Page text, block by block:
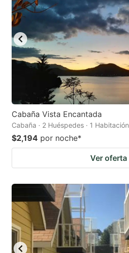
key
get
the
keyboard
shortcuts
for
changing
dates.
Cabaña Vista Encantada
Cabaña · 2 Huéspedes · 1 Habitación
$2,194 por noche*
Ver oferta